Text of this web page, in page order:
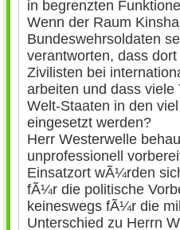
in begrenzten
Wenn der Raum
Bundeswehrsoldaten
verantworten, dass
Zivilisten bei
arbeiten und dass viele
Welt-Staaten in den
eingesetzt werden?
Herr Westerwelle
unprofessionell
Einsatzort wÃ¼rden
fÃ¼r die politische
keineswegs fÃ¼r die
Unterschied zu Herrn